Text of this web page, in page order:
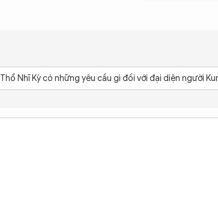
Thổ Nhĩ Kỳ có những yêu cầu gì đối với đại diện người